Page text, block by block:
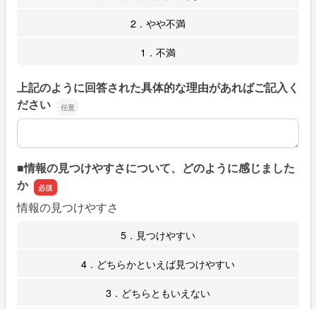
2．やや不満
1．不満
上記のように回答された具体的な理由があればご記入く
ださい
上記のように回答された具体的な理由があればご記入くだ
■情報の見つけやすさについて、どのように感じました
か
情報の見つけやすさ
5．見つけやすい
4．どちらかといえば見つけやすい
3．どちらともいえない